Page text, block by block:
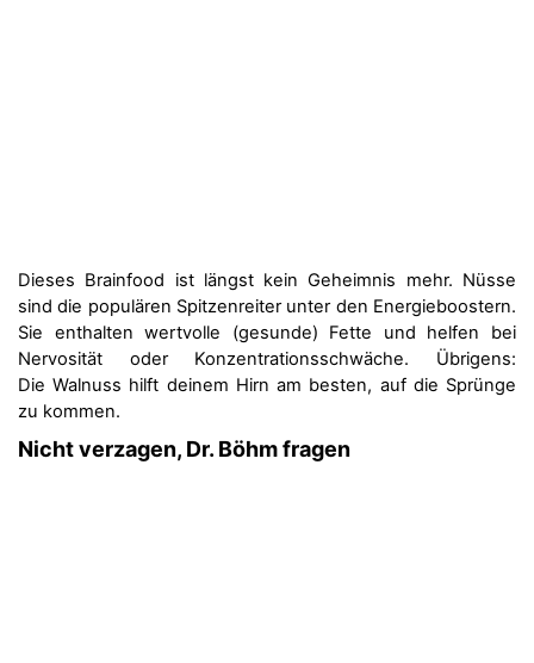
Dieses Brainfood ist längst kein Geheimnis mehr. Nüsse
sind die populären Spitzenreiter unter den Energieboostern.
Sie enthalten wertvolle (gesunde) Fette und helfen bei
Nervosität oder Konzentrationsschwäche. Übrigens:
Die Walnuss hilft deinem Hirn am besten, auf die Sprünge
zu kommen.
Nicht verzagen, Dr. Böhm fragen